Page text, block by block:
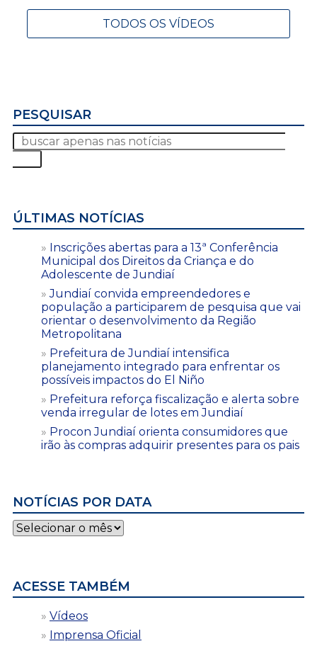
TODOS OS VÍDEOS
PESQUISAR
ÚLTIMAS NOTÍCIAS
Inscrições abertas para a 13ª Conferência
Municipal dos Direitos da Criança e do
Adolescente de Jundiaí
Jundiaí convida empreendedores e
população a participarem de pesquisa que vai
orientar o desenvolvimento da Região
Metropolitana
Prefeitura de Jundiaí intensifica
planejamento integrado para enfrentar os
possíveis impactos do El Niño
Prefeitura reforça fiscalização e alerta sobre
venda irregular de lotes em Jundiaí
Procon Jundiaí orienta consumidores que
irão às compras adquirir presentes para os pais
NOTÍCIAS POR DATA
Notícias
por
ACESSE TAMBÉM
Vídeos
Imprensa Oficial